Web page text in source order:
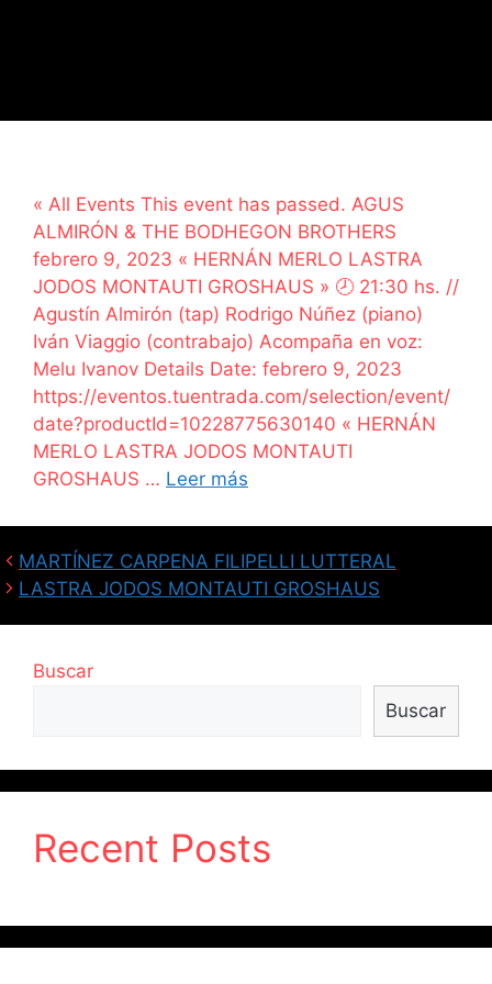
« All Events This event has passed. AGUS
ALMIRÓN & THE BODHEGON BROTHERS
febrero 9, 2023 « HERNÁN MERLO LASTRA
JODOS MONTAUTI GROSHAUS » 🕗 21:30 hs. //
Agustín Almirón (tap) Rodrigo Núñez (piano)
Iván Viaggio (contrabajo) Acompaña en voz:
Melu Ivanov Details Date: febrero 9, 2023
https://eventos.tuentrada.com/selection/event/
date?productId=10228775630140 « HERNÁN
MERLO LASTRA JODOS MONTAUTI
GROSHAUS … Leer más
MARTÍNEZ CARPENA FILIPELLI LUTTERAL
LASTRA JODOS MONTAUTI GROSHAUS
Buscar
Buscar
Recent Posts